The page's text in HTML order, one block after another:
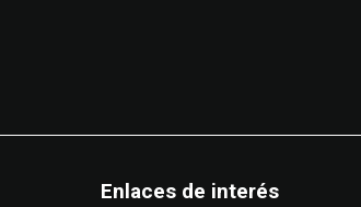
Enlaces de interés